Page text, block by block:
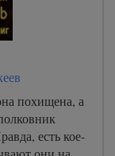
похищена, а
есть кое-